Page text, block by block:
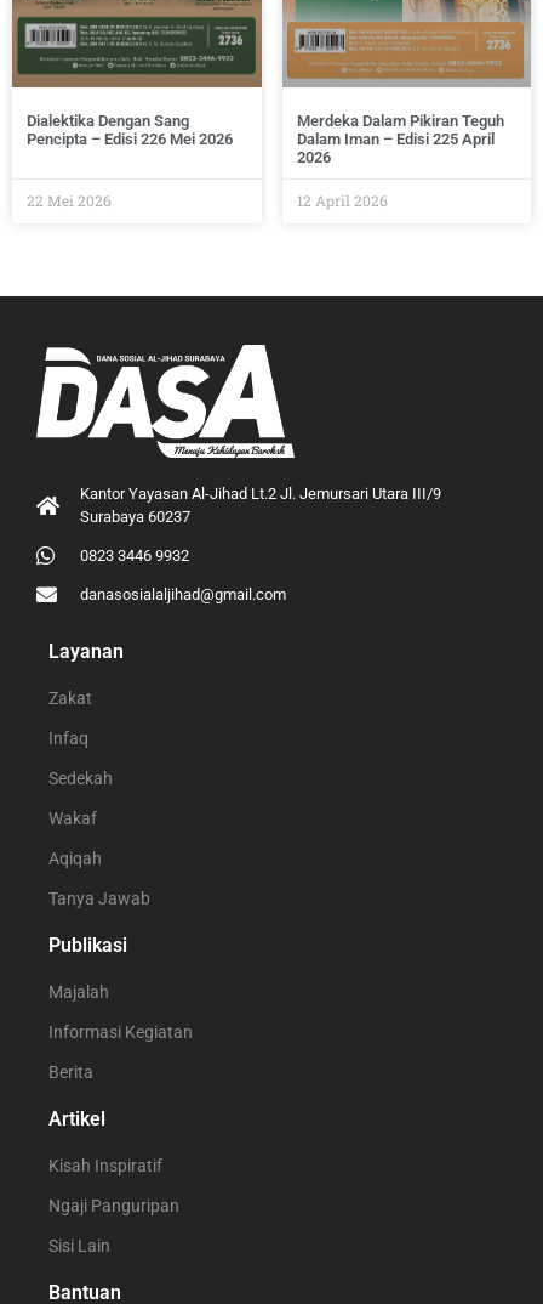
Dialektika Dengan Sang
Pencipta – Edisi 226 Mei 2026
22 Mei 2026
Merdeka Dalam Pikiran Teguh
Dalam Iman – Edisi 225 April
2026
12 April 2026
Kantor Yayasan Al-Jihad Lt.2 Jl. Jemursari Utara III/9
Surabaya 60237
0823 3446 9932
danasosialaljihad@gmail.com
Layanan
Zakat
Infaq
Sedekah
Wakaf
Aqiqah
Tanya Jawab
Publikasi
Majalah
Informasi Kegiatan
Berita
Artikel
Kisah Inspiratif
Ngaji Panguripan
Sisi Lain
Bantuan